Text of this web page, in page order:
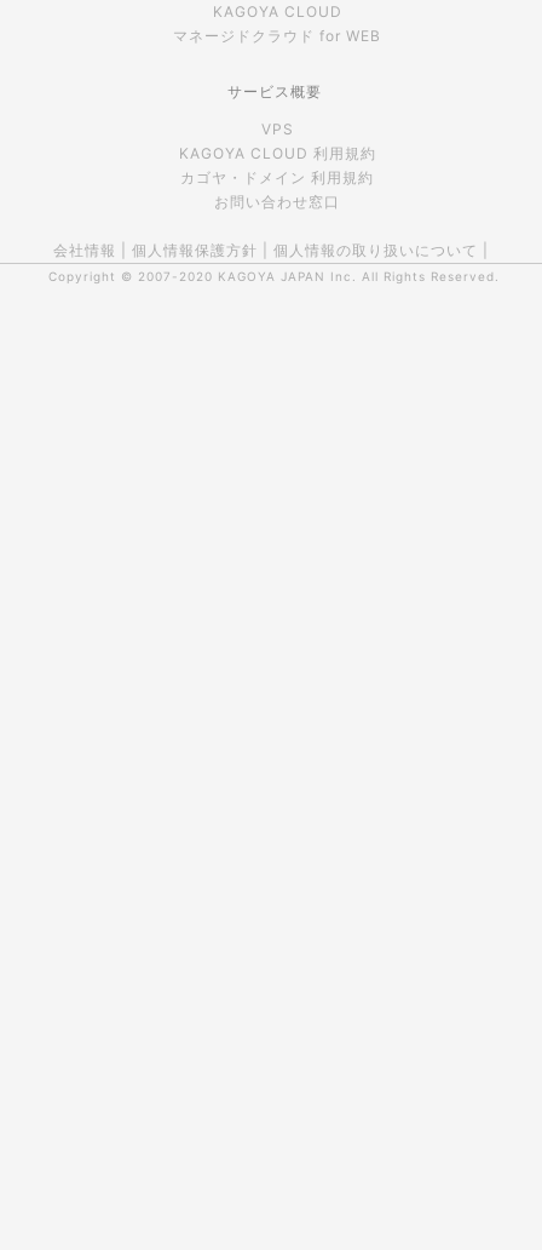
KAGOYA CLOUD
マネージドクラウド for WEB
サービス概要
VPS
KAGOYA CLOUD 利用規約
カゴヤ・ドメイン 利用規約
お問い合わせ窓口
会社情報 個人情報保護方針 個人情報の取り扱いについて
Copyright © 2007-2020 KAGOYA JAPAN Inc. All Rights Reserved.